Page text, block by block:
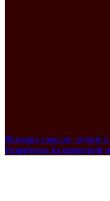
Фильмы ужасов, редкое и
Разработка Балаковский